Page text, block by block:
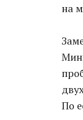
на
По